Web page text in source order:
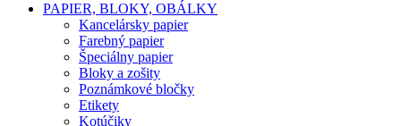
PAPIER, BLOKY, OBÁLKY
Kancelársky papier
Farebný papier
Špeciálny papier
Bloky a zošity
Poznámkové bločky
Etikety
Kotúčiky